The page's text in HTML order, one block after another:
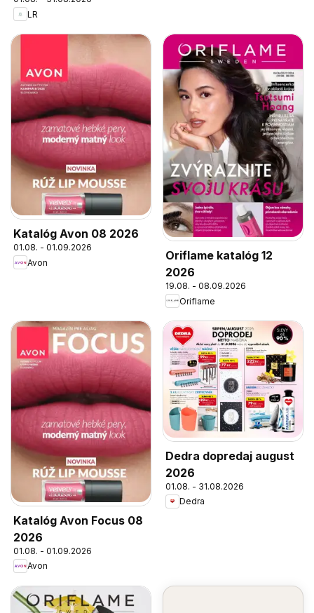
LR
Katalóg Avon 08 2026
01.08. - 01.09.2026
Avon
Oriflame katalóg 12
2026
19.08. - 08.09.2026
Oriflame
Katalóg Avon Focus 08
2026
01.08. - 01.09.2026
Avon
Dedra dopredaj august
2026
01.08. - 31.08.2026
Dedra